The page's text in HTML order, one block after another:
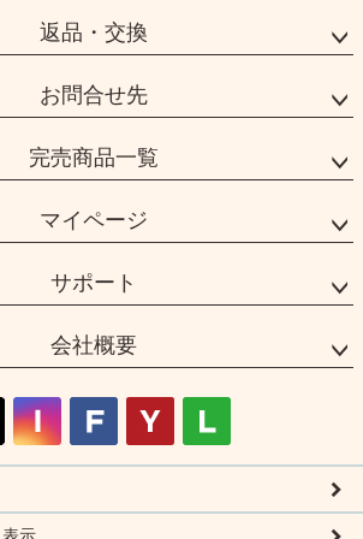
返品・交換
お問合せ先
完売商品一覧
マイページ
サポート
会社概要